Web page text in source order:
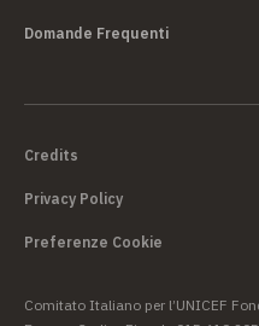
Domande Frequenti
Credits
Privacy Policy
Preferenze Cookie
Comitato Italiano per l’UNICEF